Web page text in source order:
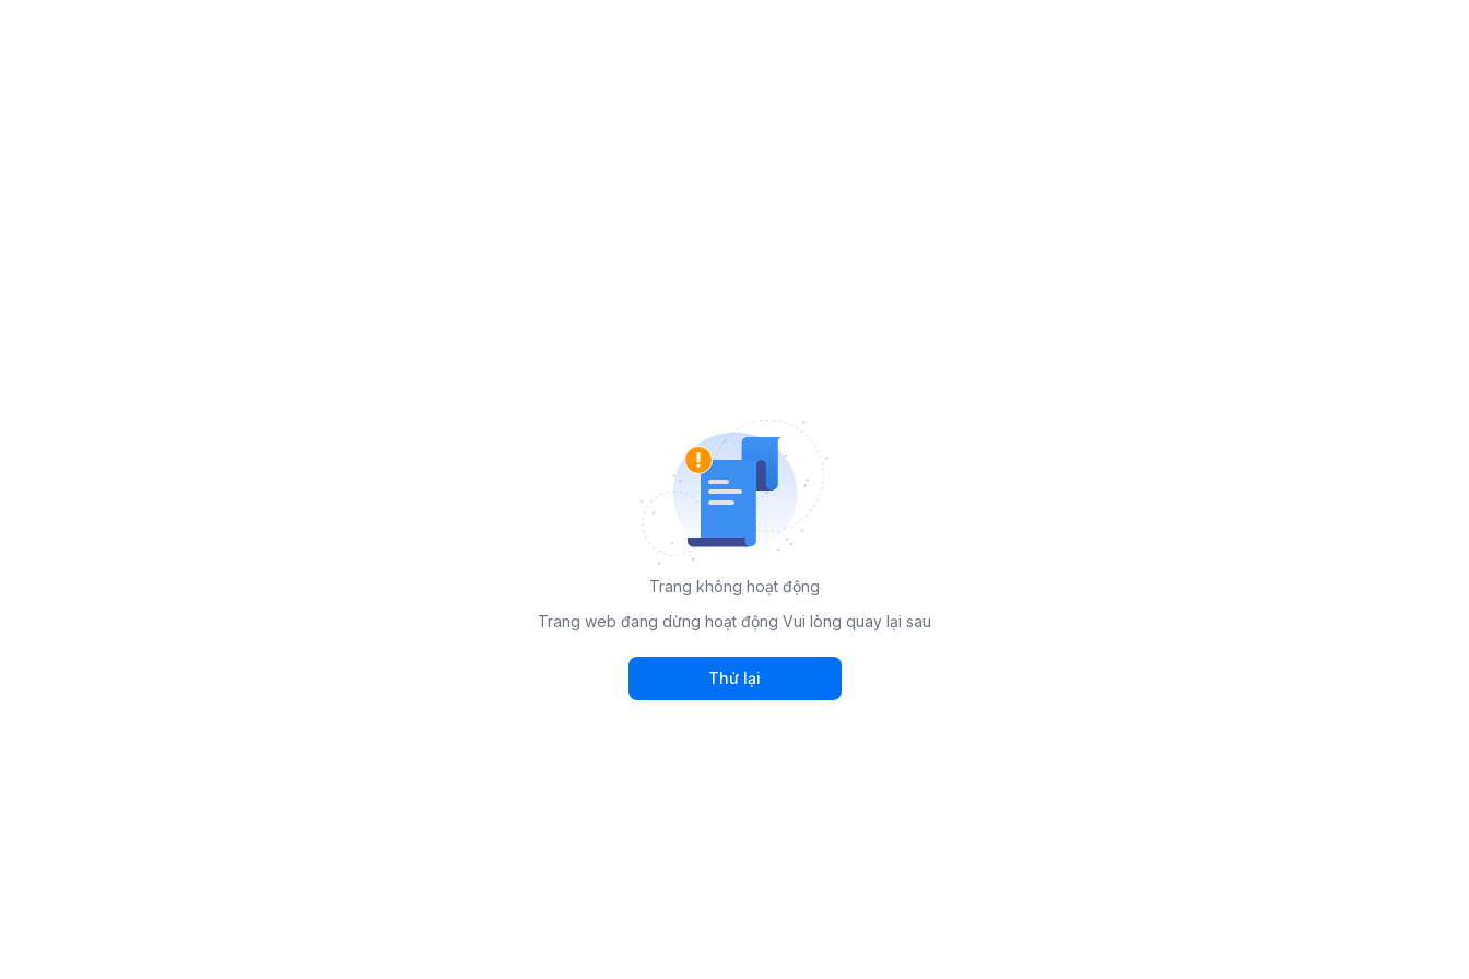
Trang không hoạt động
Trang web đang dừng hoạt động Vui lòng quay lại sau
Thử lại